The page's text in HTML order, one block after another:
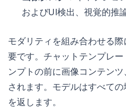
およびUI検出、視覚的推
モダリティを組み合わせる
要です。チャットテンプレ
ンプトの前に画像コンテン
されます。モデルはすべて
を返します。